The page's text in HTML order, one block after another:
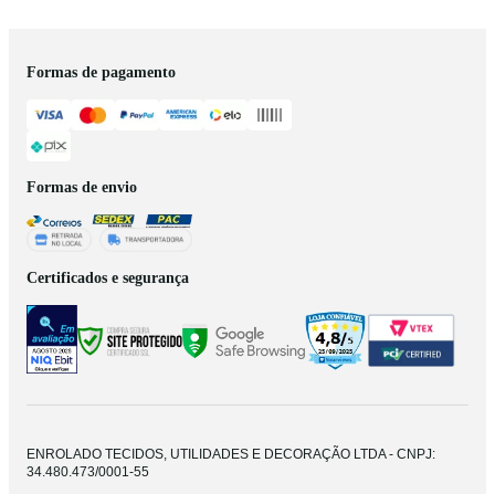
Formas de pagamento
Formas de envio
Certificados e segurança
ENROLADO TECIDOS, UTILIDADES E DECORAÇÃO LTDA - CNPJ:
34.480.473/0001-55